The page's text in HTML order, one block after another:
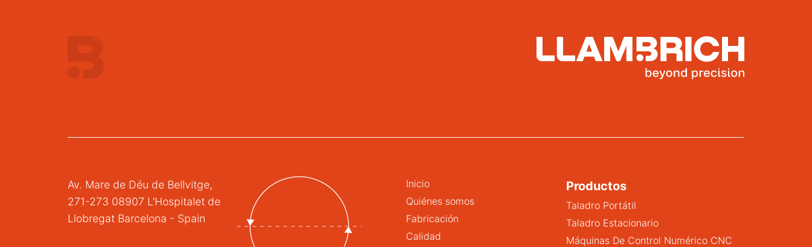
Av. Mare de Déu de Bellvitge,
271-273 08907 L’Hospitalet de
Llobregat Barcelona - Spain
Inicio
Quiénes somos
Fabricación
Calidad
Productos
Taladro Portátil
Taladro Estacionario
Máquinas De Control Numérico CNC